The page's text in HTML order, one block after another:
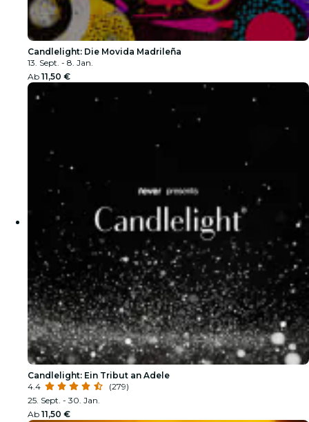
Candlelight: Die Movida Madrileña
13. Sept. - 8. Jan.
Ab 11,50 €
Candlelight: Ein Tribut an Adele
4.4
(279)
25. Sept. - 30. Jan.
Ab 11,50 €